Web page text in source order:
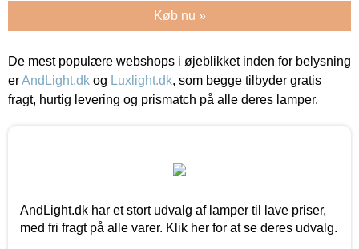
Køb nu »
De mest populære webshops i øjeblikket inden for belysning
erAndLight.dk og Luxlight.dk, som begge tilbyder gratis
fragt, hurtig levering og prismatch på alle deres lamper.
AndLight.dk har et stort udvalg af lamper til lave priser,
med fri fragt på alle varer. Klik her for at se deres udvalg.